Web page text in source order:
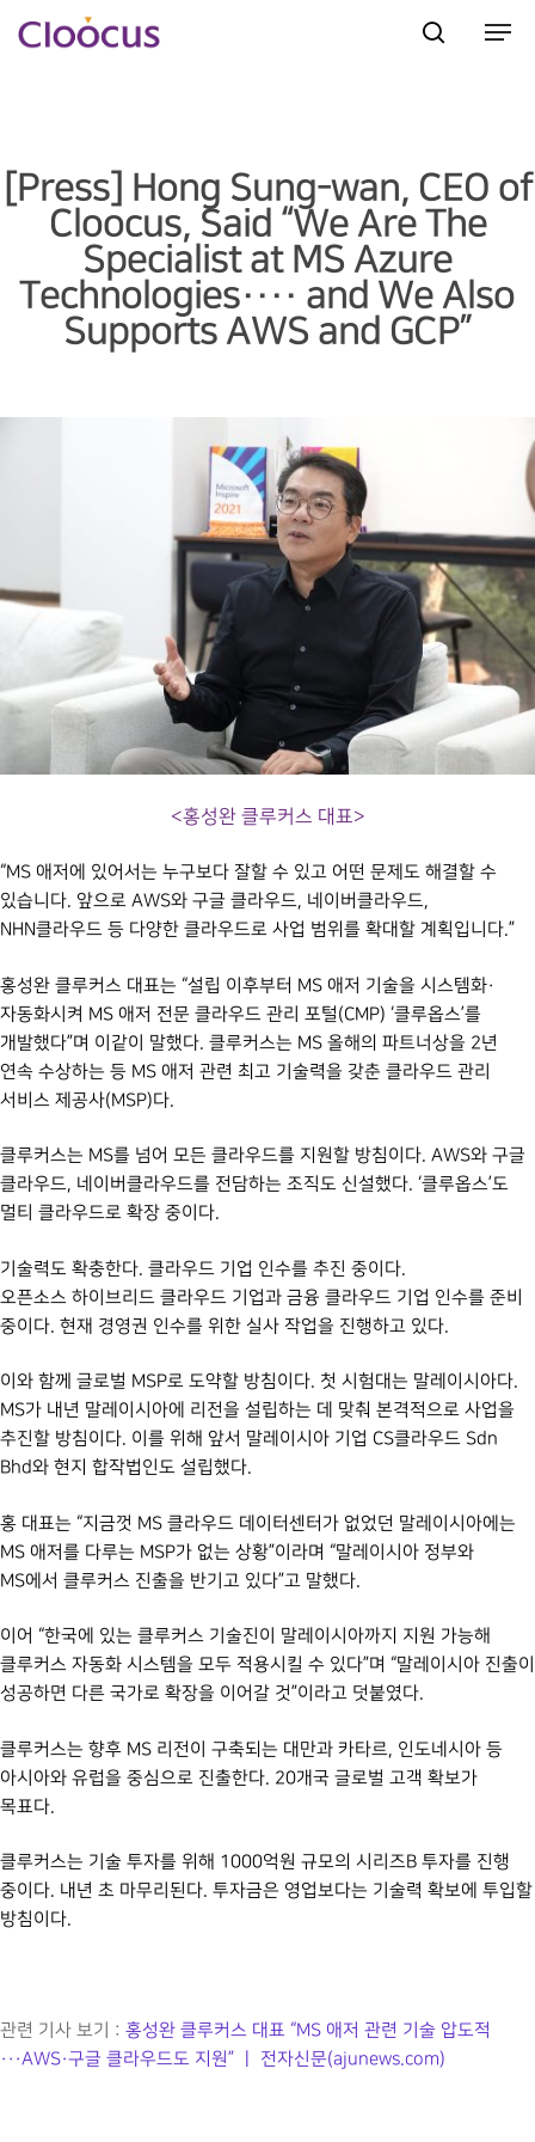
[Press] Hong Sung-wan, CEO of
Cloocus, Said “We Are The
Specialist at MS Azure
Technologies···· and We Also
Supports AWS and GCP”
<홍성완 클루커스 대표>
“MS 애저에 있어서는 누구보다 잘할 수 있고 어떤 문제도 해결할 수
있습니다. 앞으로 AWS와 구글 클라우드, 네이버클라우드,
NHN클라우드 등 다양한 클라우드로 사업 범위를 확대할 계획입니다.”
홍성완 클루커스 대표는 “설립 이후부터 MS 애저 기술을 시스템화·
자동화시켜 MS 애저 전문 클라우드 관리 포털(CMP) ‘클루옵스’를
개발했다”며 이같이 말했다. 클루커스는 MS 올해의 파트너상을 2년
연속 수상하는 등 MS 애저 관련 최고 기술력을 갖춘 클라우드 관리
서비스 제공사(MSP)다.
클루커스는 MS를 넘어 모든 클라우드를 지원할 방침이다. AWS와 구글
클라우드, 네이버클라우드를 전담하는 조직도 신설했다. ‘클루옵스’도
멀티 클라우드로 확장 중이다.
기술력도 확충한다. 클라우드 기업 인수를 추진 중이다.
오픈소스 하이브리드 클라우드 기업과 금융 클라우드 기업 인수를 준비
중이다. 현재 경영권 인수를 위한 실사 작업을 진행하고 있다.
이와 함께 글로벌 MSP로 도약할 방침이다. 첫 시험대는 말레이시아다.
MS가 내년 말레이시아에 리전을 설립하는 데 맞춰 본격적으로 사업을
추진할 방침이다. 이를 위해 앞서 말레이시아 기업 CS클라우드 Sdn
Bhd와 현지 합작법인도 설립했다.
홍 대표는 “지금껏 MS 클라우드 데이터센터가 없었던 말레이시아에는
MS 애저를 다루는 MSP가 없는 상황”이라며 “말레이시아 정부와
MS에서 클루커스 진출을 반기고 있다”고 말했다.
이어 “한국에 있는 클루커스 기술진이 말레이시아까지 지원 가능해
클루커스 자동화 시스템을 모두 적용시킬 수 있다”며 “말레이시아 진출이
성공하면 다른 국가로 확장을 이어갈 것”이라고 덧붙였다.
클루커스는 향후 MS 리전이 구축되는 대만과 카타르, 인도네시아 등
아시아와 유럽을 중심으로 진출한다. 20개국 글로벌 고객 확보가
목표다.
클루커스는 기술 투자를 위해 1000억원 규모의 시리즈B 투자를 진행
중이다. 내년 초 마무리된다. 투자금은 영업보다는 기술력 확보에 투입할
방침이다.
관련 기사 보기 : 홍성완 클루커스 대표 “MS 애저 관련 기술 압도적
···AWS·구글 클라우드도 지원” ㅣ 전자신문(ajunews.com)